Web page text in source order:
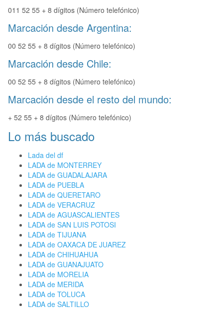
011 52 55 + 8 dígitos (Número telefónico)
Marcación desde Argentina:
00 52 55 + 8 dígitos (Número telefónico)
Marcación desde Chile:
00 52 55 + 8 dígitos (Número telefónico)
Marcación desde el resto del mundo:
+ 52 55 + 8 dígitos (Número telefónico)
Lo más buscado
Lada del df
LADA de MONTERREY
LADA de GUADALAJARA
LADA de PUEBLA
LADA de QUERETARO
LADA de VERACRUZ
LADA de AGUASCALIENTES
LADA de SAN LUIS POTOSI
LADA de TIJUANA
LADA de OAXACA DE JUAREZ
LADA de CHIHUAHUA
LADA de GUANAJUATO
LADA de MORELIA
LADA de MERIDA
LADA de TOLUCA
LADA de SALTILLO